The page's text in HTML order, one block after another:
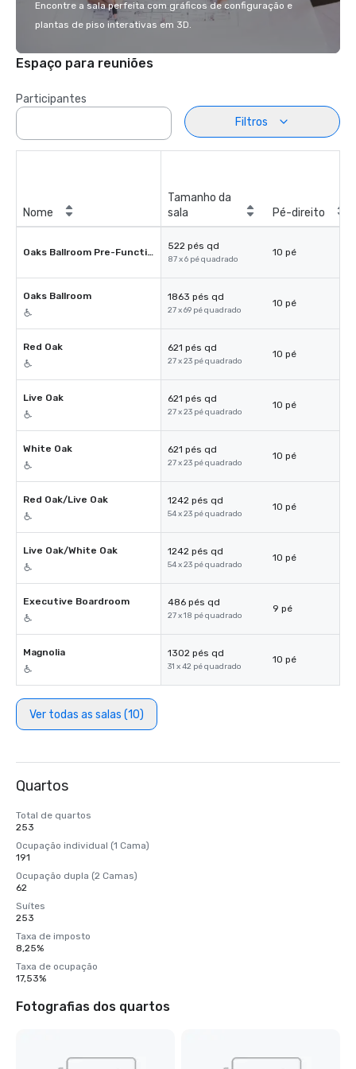
Encontre a sala perfeita com gráficos de configuração e
plantas de piso interativas em 3D.
Espaço para reuniões
Participantes
Filtros
Nome
Tamanho da
sala
Pé-direito
Oaks Ballroom Pre-Function
522 pés qd
87 x 6 pé quadrado
10 pé
Oaks Ballroom 1863 pés qd
27 x 69 pé quadrado
10 pé
Red Oak 621 pés qd
27 x 23 pé quadrado
10 pé
Live Oak 621 pés qd
27 x 23 pé quadrado
10 pé
White Oak 621 pés qd
27 x 23 pé quadrado
10 pé
Red Oak/Live Oak 1242 pés qd
54 x 23 pé quadrado
10 pé
Live Oak/White Oak 1242 pés qd
54 x 23 pé quadrado
10 pé
Executive Boardroom 486 pés qd
27 x 18 pé quadrado
9 pé
Magnolia 1302 pés qd
31 x 42 pé quadrado
10 pé
Ver todas as salas (10)
Quartos
Total de quartos
253
Ocupação individual (1 Cama)
191
Ocupação dupla (2 Camas)
62
Suítes
253
Taxa de imposto
8,25%
Taxa de ocupação
17,53%
Fotografias dos quartos